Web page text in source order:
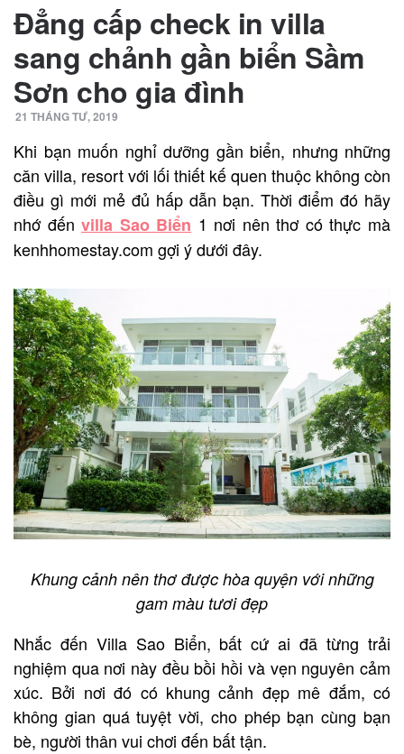
Đẳng cấp check in villa
sang chảnh gần biển Sầm
Sơn cho gia đình
21 THÁNG TƯ, 2019
Khi bạn muốn nghỉ dưỡng gần biển, nhưng những
căn villa, resort với lối thiết kế quen thuộc không còn
điều gì mới mẻ đủ hấp dẫn bạn. Thời điểm đó hãy
nhớ đếnvilla Sao Biển 1 nơi nên thơ có thực mà
kenhhomestay.com gợi ý dưới đây.
Khung cảnh nên thơ được hòa quyện với những
gam màu tươi đẹp
Nhắc đến Villa Sao Biển, bất cứ ai đã từng trải
nghiệm qua nơi này đều bồi hồi và vẹn nguyên cảm
xúc. Bởi nơi đó có khung cảnh đẹp mê đắm, có
không gian quá tuyệt vời, cho phép bạn cùng bạn
bè, người thân vui chơi đến bất tận.